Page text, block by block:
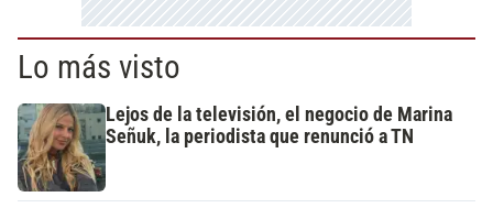
Lo más visto
Lejos de la televisión, el negocio de Marina
Señuk, la periodista que renunció a TN